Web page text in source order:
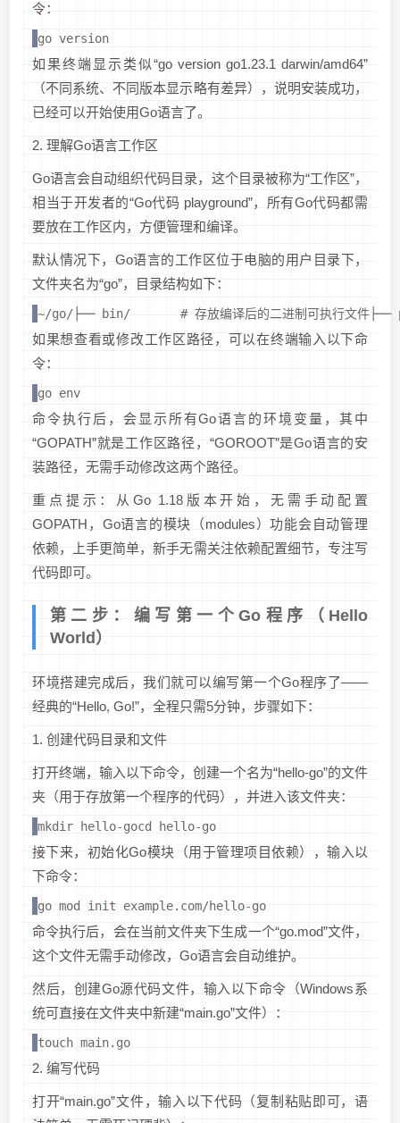
令：
go version
如果终端显示类似“go version go1.23.1 darwin/amd64”
（不同系统、不同版本显示略有差异），说明安装成功，
已经可以开始使用Go语言了。
2. 理解Go语言工作区
Go语言会自动组织代码目录，这个目录被称为“工作区”，
相当于开发者的“Go代码 playground”，所有Go代码都需
要放在工作区内，方便管理和编译。
默认情况下，Go语言的工作区位于电脑的用户目录下，
文件夹名为“go”，目录结构如下：
~/go/├── bin/       # 存放编译后的二进制可执行文件├──
如果想查看或修改工作区路径，可以在终端输入以下命
令：
go env
命令执行后，会显示所有Go语言的环境变量，其中
“GOPATH”就是工作区路径，“GOROOT”是Go语言的安
装路径，无需手动修改这两个路径。
重点提示：从Go 1.18版本开始，无需手动配置
GOPATH，Go语言的模块（modules）功能会自动管理
依赖，上手更简单，新手无需关注依赖配置细节，专注写
代码即可。
第二步：编写第一个Go程序（Hello
World）
环境搭建完成后，我们就可以编写第一个Go程序了——
经典的“Hello, Go!”，全程只需5分钟，步骤如下：
1. 创建代码目录和文件
打开终端，输入以下命令，创建一个名为“hello-go”的文件
夹（用于存放第一个程序的代码），并进入该文件夹：
mkdir hello-gocd hello-go
接下来，初始化Go模块（用于管理项目依赖），输入以
下命令：
go mod init example.com/hello-go
命令执行后，会在当前文件夹下生成一个“go.mod”文件，
这个文件无需手动修改，Go语言会自动维护。
然后，创建Go源代码文件，输入以下命令（Windows系
统可直接在文件夹中新建“main.go”文件）：
touch main.go
2. 编写代码
打开“main.go”文件，输入以下代码（复制粘贴即可，语